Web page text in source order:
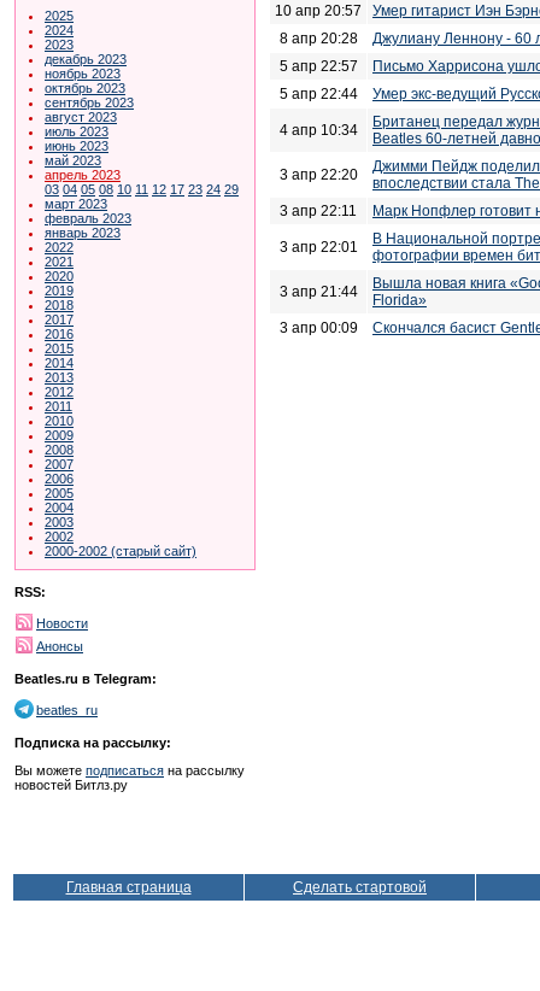
2025
2024
2023
декабрь 2023
ноябрь 2023
октябрь 2023
сентябрь 2023
август 2023
июль 2023
июнь 2023
май 2023
апрель 2023
03 04 05 08 10 11 12 17 23 24 29
март 2023
февраль 2023
январь 2023
2022
2021
2020
2019
2018
2017
2016
2015
2014
2013
2012
2011
2010
2009
2008
2007
2006
2005
2004
2003
2002
2000-2002 (старый сайт)
RSS:
Новости
Анонсы
Beatles.ru в Telegram:
beatles_ru
Подписка на рассылку:
Вы можете подписаться на рассылку
новостей Битлз.ру
10 апр 20:57
Умер гитарист Иэн
8 апр 20:28
Джулиану Леннону - 60
5 апр 22:57
Письмо Харрисона
5 апр 22:44
Умер экс-ведущий
4 апр 10:34
Британец передал
Beatles 60-летней
3 апр 22:20
Джимми Пейдж
впоследствии стала
3 апр 22:11
Марк Нопфлер готовит
3 апр 22:01
В Национальной
фотографии времен
3 апр 21:44
Вышла новая книга
Florida»
3 апр 00:09
Cкончался басист
Главная страница Сделать стартовой